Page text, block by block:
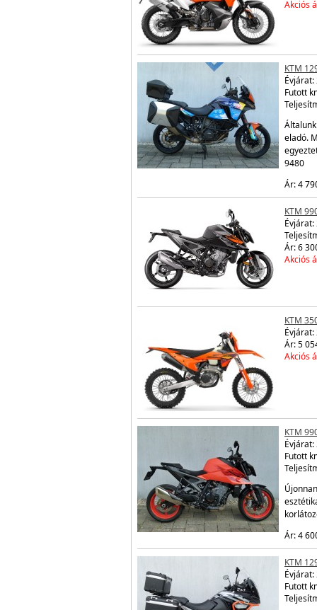
Akciós
KTM
Évjárat:
Futott
eladó.
9480
Ár: 4
KTM
Évjárat:
Ár: 6
Akciós
KTM
Évjárat:
Ár: 5
Akciós
KTM
Évjárat:
Futott
Ár: 4
KTM
Évjárat:
Futott